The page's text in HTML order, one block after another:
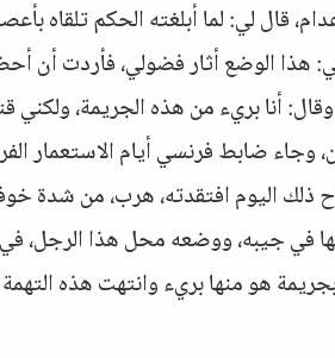
قال لي: لما أبلغته الحكم تلقاه
هذا الوضع أثار فضولي، فأردت أن
أنا بريء من هذه الجريمة، ولكني
ضابط فرنسي أيام الاستعمار
ذلك اليوم افتقدته، هرب، من شدة
في جيبه، ووضعه محل هذا الرجل، في
هو منها بريء وانتهت هذه التهمة